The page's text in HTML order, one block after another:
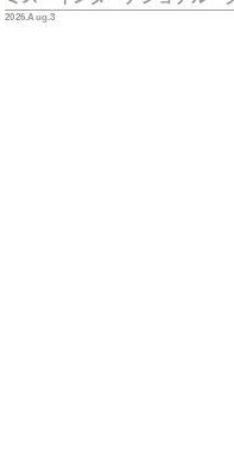
2026.Aug.3